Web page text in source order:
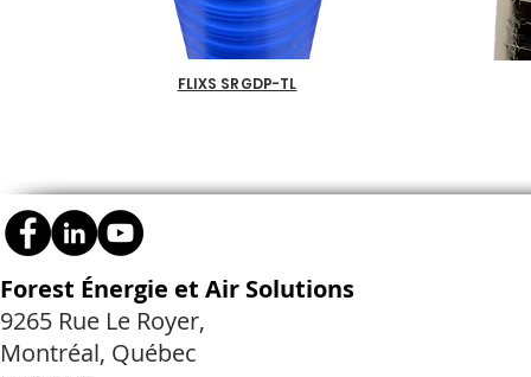
FLIXS SRGDP-TL
Forest Énergie et Air Solutions
9265 Rue Le Royer,
Montréal, Québec